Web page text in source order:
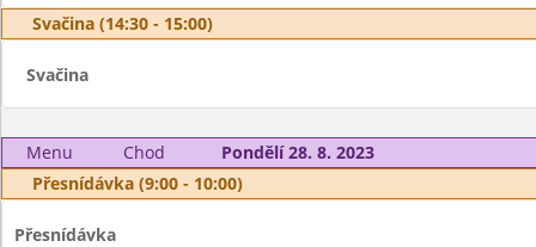
Svačina (14:30 - 15:00)
Svačina
Menu Chod
Pondělí 28. 8. 2023
Přesnídávka (9:00 - 10:00)
Přesnídávka